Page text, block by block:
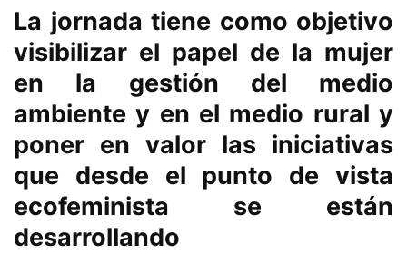
La jornada tiene como objetivo
visibilizar el papel de la mujer
en la gestión del medio
ambiente y en el medio rural y
poner en valor las iniciativas
que desde el punto de vista
ecofeminista se están
desarrollando